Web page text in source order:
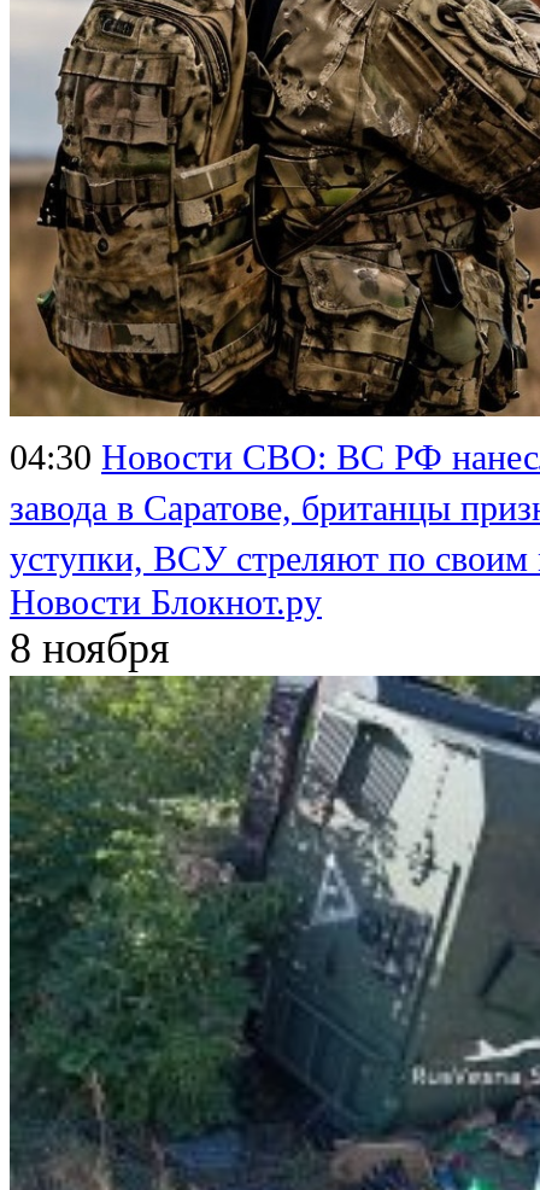
04:30 Новости СВО: ВС РФ
завода в Саратове, британцы
уступки, ВСУ стреляют по
Новости Блокнот.ру
8 ноября